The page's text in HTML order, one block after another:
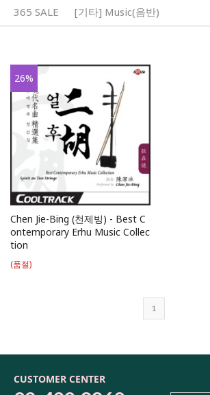
365 SALE [기타] Music(음반)
26%
Chen Jie-Bing (천제빙) - Best C
ontemporary Erhu Music Collec
tion
(품절)
1
CUSTOMER CENTER